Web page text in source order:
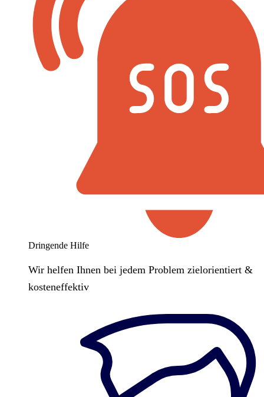
Dringende Hilfe
Wir helfen Ihnen bei jedem Problem zielorientiert &
kosteneffektiv